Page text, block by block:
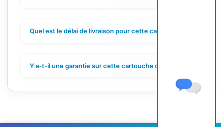
Quel est le délai de livraison pour cette cartouche ?
Y a-t-il une garantie sur cette cartouche d'encre ?